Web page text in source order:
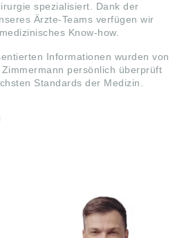
spezialisiert. Dank der
Ärzte-Teams verfügen wir
Know-how.
Informationen wurden von
persönlich überprüft
Standards der Medizin.